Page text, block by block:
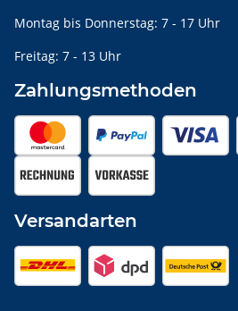
Montag bis Donnerstag: 7 - 17 Uhr
Freitag: 7 - 13 Uhr
Zahlungsmethoden
Versandarten